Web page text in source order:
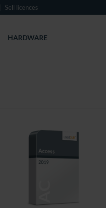
Sell licences
HARDWARE